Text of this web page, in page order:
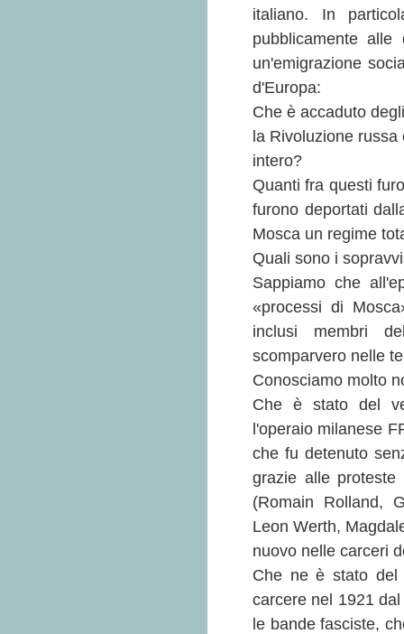
italiano. In
pubblicamente
un'emigrazione
d'Europa:
Che è accaduto
la Rivoluzione
intero?
Quanti fra questi
furono deportati
Mosca un regime
Quali sono i
Sappiamo che
«processi di
inclusi membri
scomparvero nelle
Conosciamo molto
Che è stato del
l'operaio milanese
che fu detenuto
grazie alle proteste
(Romain Rolland,
Leon Werth,
nuovo nelle carceri
Che ne è stato del
carcere nel 1921
le bande fasciste,